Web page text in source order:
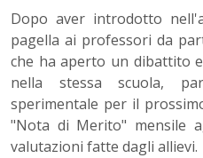
Dopo aver introdotto
pagella ai professori da
che ha aperto un dibattito
nella stessa scuola,
sperimentale per il
"Nota di Merito" mensile
valutazioni fatte dagli allievi.